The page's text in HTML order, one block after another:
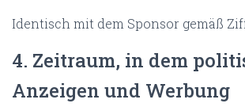
Identisch mit dem Sponsor gemäß
4. Zeitraum, in dem
Anzeigen und Werbung